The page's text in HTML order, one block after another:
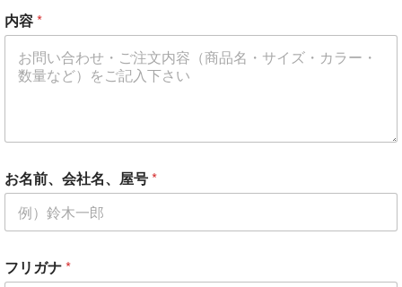
内容*
お名前、会社名、屋号*
フリガナ*